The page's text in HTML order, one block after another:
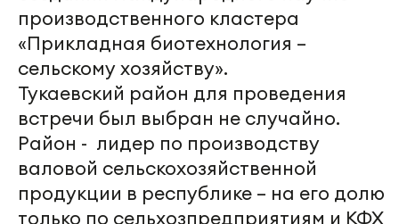
производственного кластера
«Прикладная биотехнология –
сельскому хозяйству».
Тукаевский район для проведения
встречи был выбран не случайно.
Район - лидер по производству
валовой сельскохозяйственной
продукции в республике – на его долю
только по сельхозпредприятиям и КФХ